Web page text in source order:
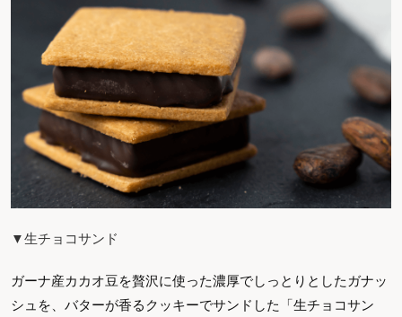
▼生チョコサンド
ガーナ産カカオ豆を贅沢に使った濃厚でしっとりとしたガナッ
シュを、バターが香るクッキーでサンドした「生チョコサン